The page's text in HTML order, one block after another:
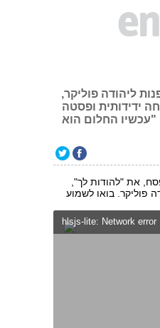
לפנות ליהודה פוליקר,
ידידותית ופסטה
החלום הוא
את "להודות לך",
פוליקר. בואו לשמוע
hlsjs-lite: Network error